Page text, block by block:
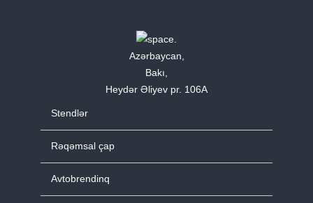
Azərbaycan,
Bakı,
Heydər Əliyev pr. 106A
Stendlər
Rəqəmsal çap
Avtobrendinq